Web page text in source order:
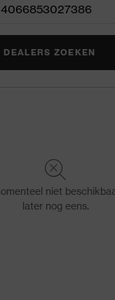
4066853027386
DEALERS ZOEKEN